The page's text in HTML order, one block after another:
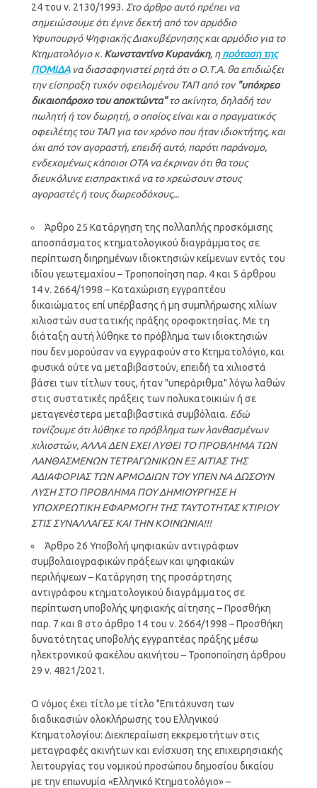
24 του ν. 2130/1993. Στο άρθρο αυτό πρέπει να
σημειώσουμε ότι έγινε δεκτή από τον αρμόδιο
Υφυπουργό Ψηφιακής Διακυβέρνησης και αρμόδιο για το
Κτηματολόγιο κ. Κωνσταντίνο Κυρανάκη, ηπρόταση της
ΠΟΜΙΔΑνα διασαφηνιστεί ρητά ότι ο Ο.Τ.Α. θα επιδιώξει
την είσπραξη τυχόν οφειλομένου ΤΑΠ από τον "υπόχρεο
δικαιοπάροχο του αποκτώντα"το ακίνητο, δηλαδή τον
πωλητή ή τον δωρητή, ο οποίος είναι και ο πραγματικός
οφειλέτης του ΤΑΠ για τον χρόνο που ήταν ιδιοκτήτης, και
όχι από τον αγοραστή, επειδή αυτό, παρότι παράνομο,
ενδεχομένως κάποιοι ΟΤΑ να έκριναν ότι θα τους
διευκόλυνε εισπρακτικά να το χρεώσουν στους
αγοραστές ή τους δωρεοδόχους...
Άρθρο 25 Κατάργηση της πολλαπλής προσκόμισης
αποσπάσματος κτηματολογικού διαγράμματος σε
περίπτωση διηρημένων ιδιοκτησιών κείμενων εντός του
ιδίου γεωτεμαχίου – Τροποποίηση παρ. 4 και 5 άρθρου
14 ν. 2664/1998 – Καταχώριση εγγραπτέου
δικαιώματος επί υπέρβασης ή μη συμπλήρωσης χιλίων
χιλιοστών συστατικής πράξης οροφοκτησίας. Με τη
διάταξη αυτή λύθηκε το πρόβλημα των ιδιοκτησιών
που δεν μορούσαν να εγγραφούν στο Κτηματολόγιο, και
φυσικά ούτε να μεταβιβαστούν, επειδή τα χιλιοστά
βάσει των τίτλων τους, ήταν "υπεράριθμα" λόγω λαθών
στις συστατικές πράξεις των πολυκατοικιών ή σε
μεταγενέστερα μεταβιβαστικά συμβόλαια. Εδώ
τονίζουμε ότι λύθηκε το πρόβλημα των λανθασμένων
χιλιοστών, ΑΛΛΑ ΔΕΝ ΕΧΕΙ ΛΥΘΕΙ ΤΟ ΠΡΟΒΛΗΜΑ ΤΩΝ
ΛΑΝΘΑΣΜΕΝΩΝ ΤΕΤΡΑΓΩΝΙΚΩΝ ΕΞ ΑΙΤΙΑΣ ΤΗΣ
ΑΔΙΑΦΟΡΙΑΣ ΤΩΝ ΑΡΜΟΔΙΩΝ ΤΟΥ ΥΠΕΝ ΝΑ ΔΩΣΟΥΝ
ΛΥΣΗ ΣΤΟ ΠΡΟΒΛΗΜΑ ΠΟΥ ΔΗΜΙΟΥΡΓΗΣΕ Η
ΥΠΟΧΡΕΩΤΙΚΗ ΕΦΑΡΜΟΓΗ ΤΗΣ ΤΑΥΤΟΤΗΤΑΣ ΚΤΙΡΙΟΥ
ΣΤΙΣ ΣΥΝΑΛΛΑΓΕΣ ΚΑΙ ΤΗΝ ΚΟΙΝΩΝΙΑ!!!
Άρθρο 26 Υποβολή ψηφιακών αντιγράφων
συμβολαιογραφικών πράξεων και ψηφιακών
περιλήψεων – Κατάργηση της προσάρτησης
αντιγράφου κτηματολογικού διαγράμματος σε
περίπτωση υποβολής ψηφιακής αίτησης – Προσθήκη
παρ. 7 και 8 στο άρθρο 14 του ν. 2664/1998 – Προσθήκη
δυνατότητας υποβολής εγγραπτέας πράξης μέσω
ηλεκτρονικού φακέλου ακινήτου – Τροποποίηση άρθρου
29 ν. 4821/2021.
Ο νόμος έχει τίτλο με τίτλο "Επιτάχυνση των
διαδικασιών ολοκλήρωσης του Ελληνικού
Κτηματολογίου: Διεκπεραίωση εκκρεμοτήτων στις
μεταγραφές ακινήτων και ενίσχυση της επιχειρησιακής
λειτουργίας του νομικού προσώπου δημοσίου δικαίου
με την επωνυμία «Ελληνικό Κτηματολόγιο» –